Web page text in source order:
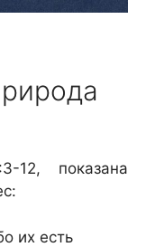
показана
их есть